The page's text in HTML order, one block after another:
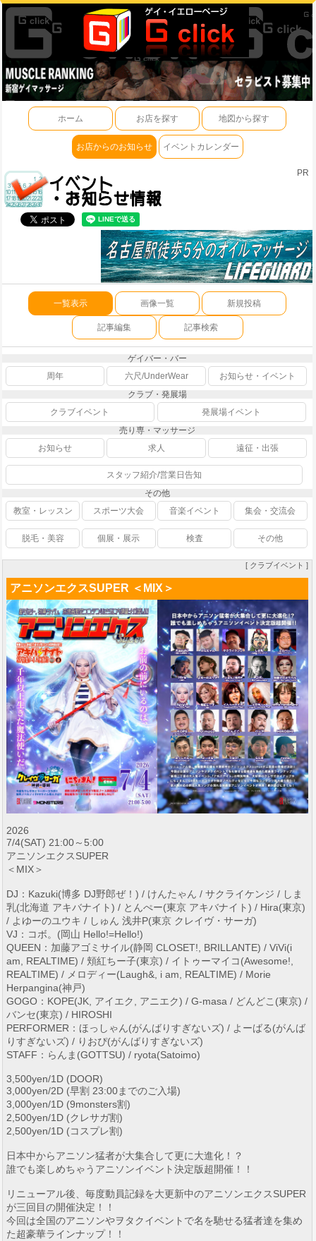
ホーム お店を探す 地図から探す
お店からのお知らせ イベントカレンダー
PR
一覧表示 画像一覧 新規投稿
記事編集 記事検索
ゲイバー・バー
周年
六尺/UnderWear
お知らせ・イベント
クラブ・発展場
クラブイベント
発展場イベント
売り専・マッサージ
お知らせ
求人 遠征・出張
スタッフ紹介/営業日告知
その他
教室・レッスン
スポーツ大会 音楽イベント 集会・交流会
脱毛・美容 個展・展示 検査 その他
[ クラブイベント ]
アニソンエクスSUPER ＜MIX＞
2026
7/4(SAT) 21:00～5:00
アニソンエクスSUPER
＜MIX＞
DJ：Kazuki(博多 DJ野郎ぜ！) / けんたゃん / サクライケンジ / しま
乳(北海道 アキバナイト) / とんぺー(東京 アキバナイト) / Hira(東京)
/ よゆーのユウキ / しゅん 浅井P(東京 クレイヴ・サーガ)
VJ：コボ。(岡山 Hello!=Hello!)
QUEEN：加藤アゴミサイル(静岡 CLOSET!, BRILLANTE) / ViVi(i
am, REALTIME) / 頬紅ちー子(東京) / イトゥーマイコ(Awesome!,
REALTIME) / メロディー(Laugh&, i am, REALTIME) / Morie
Herpangina(神戸)
GOGO：KOPE(JK, アイエク, アニエク) / G-masa / どんどこ(東京) /
バンセ(東京) / HIROSHI
PERFORMER：ほっしゃん(がんばりすぎないズ) / よーばる(がんば
りすぎないズ) / りおぴ(がんばりすぎないズ)
STAFF：らんま(GOTTSU) / ryota(Satoimo)
3,500yen/1D (DOOR)
3,000yen/2D (早割 23:00までのご入場)
3,000yen/1D (9monsters割)
2,500yen/1D (クレサガ割)
2,500yen/1D (コスプレ割)
日本中からアニソン猛者が大集合して更に大進化！？
誰でも楽しめちゃうアニソンイベント決定版超開催！！
リニューアル後、毎度動員記録を大更新中のアニソンエクスSUPER
が三回目の開催決定！！
今回は全国のアニソンやヲタクイベントで名を馳せる猛者達を集め
た超豪華ラインナップ！！